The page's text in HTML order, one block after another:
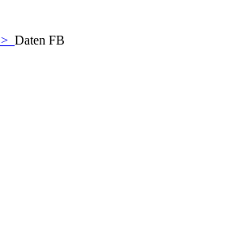
> Daten FB